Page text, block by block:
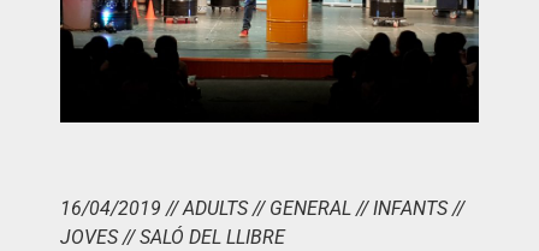
16/04/2019 // ADULTS // GENERAL // INFANTS //
JOVES // SALÓ DEL LLIBRE